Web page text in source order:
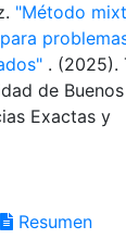
"Método
. (2025).
de
Exactas y
Resumen